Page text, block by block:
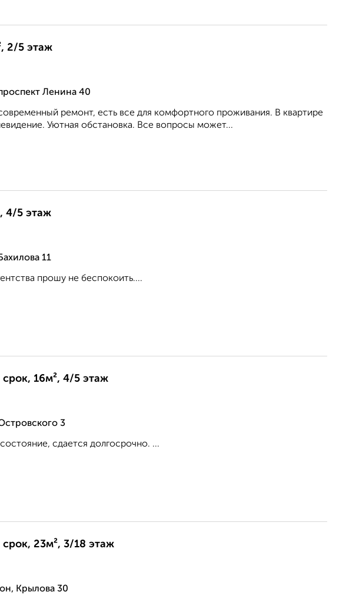
2/5 этаж
Ленина 40
ремонт, есть все для комфортного проживания. В квартире
Уютная обстановка. Все вопросы может...
4/5 этаж
11
прошу не беспокоить....
16м², 4/5 этаж
3
сдается долгосрочно. ...
23м², 3/18 этаж
Крылова 30